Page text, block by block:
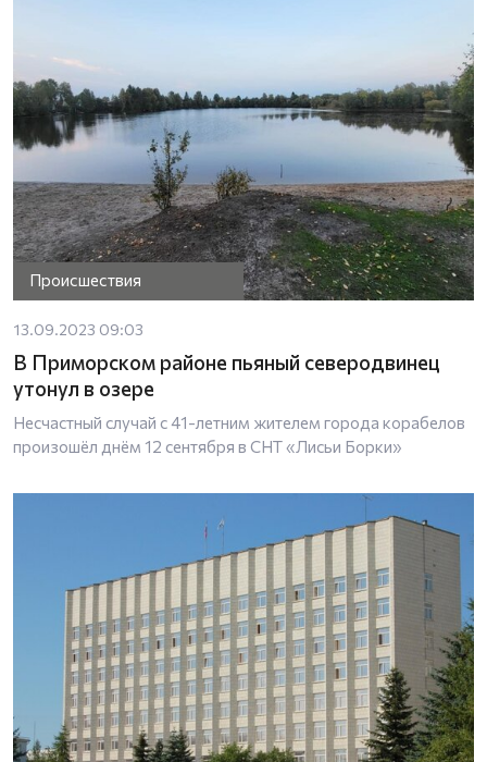
Происшествия
13.09.2023 09:03
В Приморском районе пьяный северодвинец
утонул в озере
Несчастный случай с 41-летним жителем города корабелов
произошёл днём 12 сентября в СНТ «Лисьи Борки»